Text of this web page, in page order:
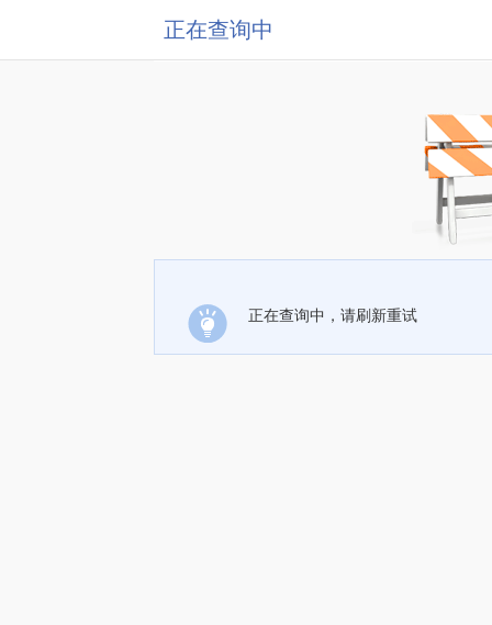
正在查询中
正在查询中，请刷新重试